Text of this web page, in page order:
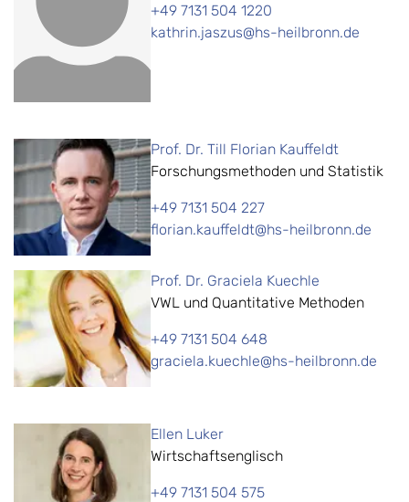
+49 7131 504 1220
kathrin.jaszus@hs-heilbronn.de
Prof. Dr. Till Florian Kauffeldt
Forschungsmethoden und Statistik
+49 7131 504 227
florian.kauffeldt@hs-heilbronn.de
Prof. Dr. Graciela Kuechle
VWL und Quantitative Methoden
+49 7131 504 648
graciela.kuechle@hs-heilbronn.de
Ellen Luker
Wirtschaftsenglisch
+49 7131 504 575